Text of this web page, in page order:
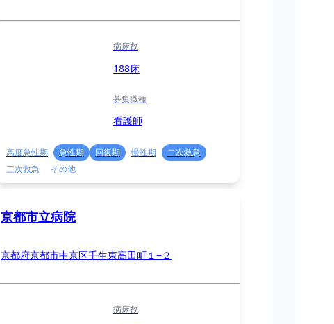
病床数
188床
募集職種
看護師
高度急性期 急性期 回復期 慢性期
二次救急
三次救急
その他
京都市立病院
京都府京都市中京区壬生東高田町１−２
病床数